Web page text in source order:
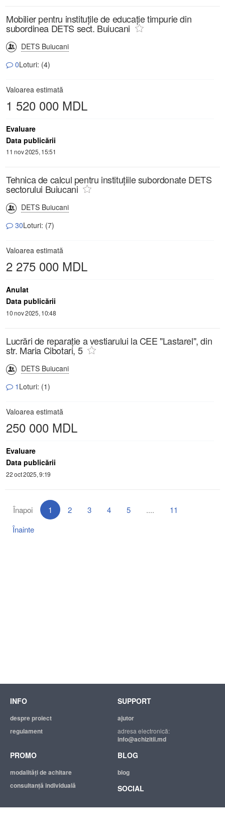
Mobilier pentru instituțile de educație timpurie din
subordinea DETS sect. Buiucani
DETS Buiucani
0Loturi: (4)
Valoarea estimată
1 520 000 MDL
Evaluare
Data publicării
11 nov 2025, 15:51
Tehnica de calcul pentru instituțiile subordonate DETS
sectorului Buiucani
DETS Buiucani
30Loturi: (7)
Valoarea estimată
2 275 000 MDL
Anulat
Data publicării
10 nov 2025, 10:48
Lucrări de reparație a vestiarului la CEE "Lastarel", din
str. Maria Cibotari, 5
DETS Buiucani
1 Loturi: (1)
Valoarea estimată
250 000 MDL
Evaluare
Data publicării
22 oct 2025, 9:19
Înapoi 1 2 3 4 5 ....
11
Înainte
INFO
despre proiect
regulament
SUPPORT
ajutor
adresa electronică:
info@achizitii.md
PROMO
modalităţi de achitare
consultanță individuală
BLOG
blog
SOCIAL